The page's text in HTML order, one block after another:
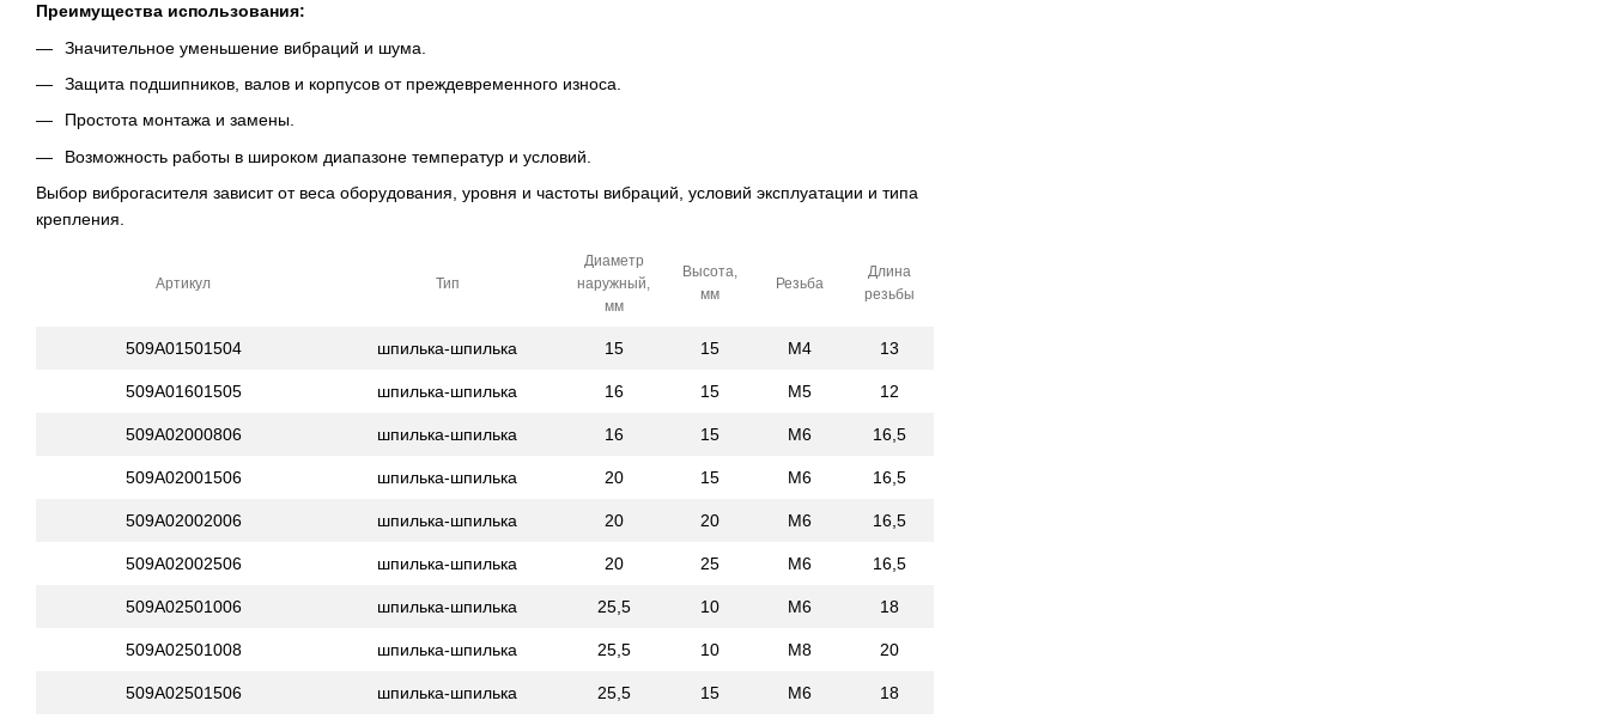
Преимущества использования:
Значительное уменьшение вибраций и шума.
Защита подшипников, валов и корпусов от преждевременного износа.
Простота монтажа и замены.
Возможность работы в широком диапазоне температур и условий.
Выбор виброгасителя зависит от веса оборудования, уровня и частоты вибраций, условий эксплуатации и типа
крепления.
Артикул Тип
Диаметр
наружный,
мм
Высота,
мм
Резьба
Длина
резьбы
509A01501504 шпилька-шпилька 15 15 M4 13
509A01601505 шпилька-шпилька 16 15 M5 12
509A02000806 шпилька-шпилька 16 15 M6 16,5
509A02001506 шпилька-шпилька 20 15 M6 16,5
509A02002006 шпилька-шпилька 20 20 M6 16,5
509A02002506 шпилька-шпилька 20 25 M6 16,5
509A02501006 шпилька-шпилька 25,5 10 M6 18
509A02501008 шпилька-шпилька 25,5 10 M8 20
509A02501506 шпилька-шпилька 25,5 15 M6 18